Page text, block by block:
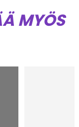
MYÖS